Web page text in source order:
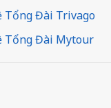
Tổng Đài Trivago
Tổng Đài Mytour